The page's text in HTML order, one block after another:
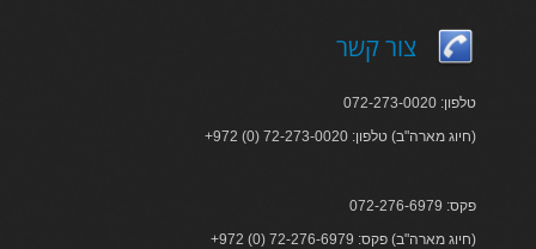
צור קשר
טלפון: 072-273-0020
+972 (0) 72-273-0020 :חיוג מארה"ב) טלפון)
פקס: 072-276-6979
+972 (0) 72-276-6979 :חיוג מארה"ב) פקס)